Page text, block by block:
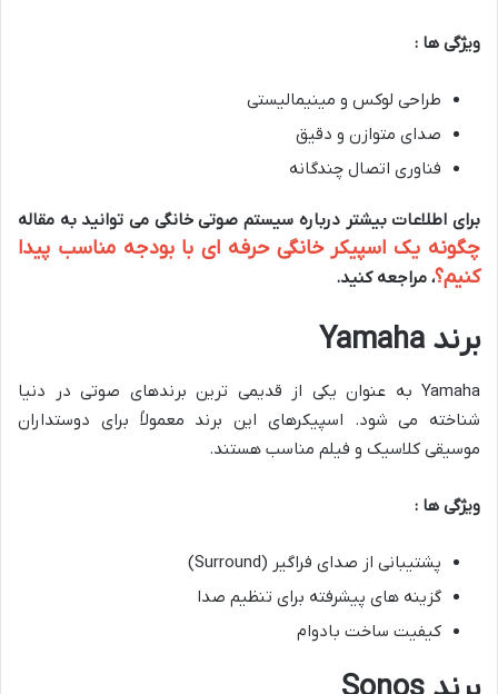
ویژگی ها :
طراحی لوکس و مینیمالیستی
صدای متوازن و دقیق
فناوری اتصال چندگانه
برای اطلاعات بیشتر درباره سیستم صوتی خانگی می توانید به مقاله
چگونه یک اسپیکر خانگی حرفه ای با بودجه مناسب پیدا
کنیم؟، مراجعه کنید.
برند Yamaha
Yamaha به عنوان یکی از قدیمی ترین برندهای صوتی در دنیا
شناخته می شود. اسپیکرهای این برند معمولاً برای دوستداران
موسیقی کلاسیک و فیلم مناسب هستند.
ویژگی ها :
پشتیبانی از صدای فراگیر (Surround)
گزینه های پیشرفته برای تنظیم صدا
کیفیت ساخت بادوام